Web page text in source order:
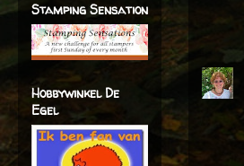
Stamping Sensation
Hobbywinkel De
Egel